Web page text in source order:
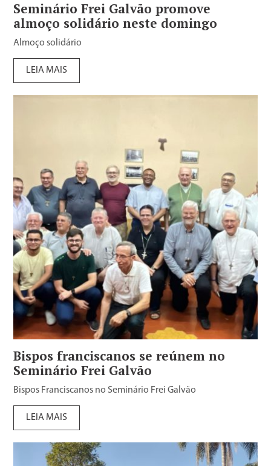
Seminário Frei Galvão promove
almoço solidário neste domingo
Almoço solidário
LEIA MAIS
Bispos franciscanos se reúnem no
Seminário Frei Galvão
Bispos Franciscanos no Seminário Frei Galvão
LEIA MAIS